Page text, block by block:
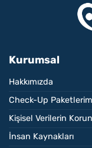
Kurumsal
Hakkımızda
Check-Up
Kişisel Verilerin
İnsan Kaynakları